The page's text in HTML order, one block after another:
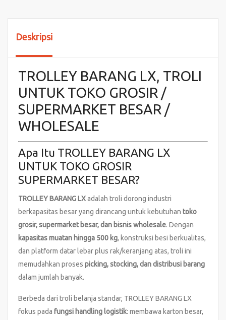
Deskripsi
TROLLEY BARANG LX, TROLI
UNTUK TOKO GROSIR /
SUPERMARKET BESAR /
WHOLESALE
Apa Itu TROLLEY BARANG LX
UNTUK TOKO GROSIR
SUPERMARKET BESAR?
TROLLEY BARANG LXadalah troli dorong industri
berkapasitas besar yang dirancang untuk kebutuhan toko
grosir, supermarket besar, dan bisnis wholesale. Dengan
kapasitas muatan hingga 500 kg, konstruksi besi berkualitas,
dan platform datar lebar plus rak/keranjang atas, troli ini
memudahkan proses picking, stocking, dan distribusi barang
dalam jumlah banyak.
Berbeda dari troli belanja standar, TROLLEY BARANG LX
fokus pada fungsi handling logistik: membawa karton besar,